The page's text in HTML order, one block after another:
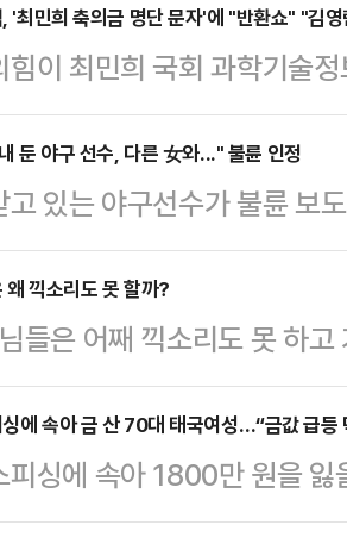
혹들을 제기하며 주목받은
보방송통신위원회 위원장의
사퇴의 건을 이슈로 띄우면
최근 박 의원의 활약을 인정
초점을 맞춘 질의가 좀 더
면 박정훈 의원은 국…
'최민희 축의금 명단 문자'에 "반환쇼" "김
힘이 최민희 국회 과학기술
기업 관계자들의 축의금 명
된 것과 관련해 "김영란법(
공을 퍼붓고 있다.서울신문
국회 본회의장에서 텔레그
름과 액수가 적힌 명단을
금 완료", "90만원은 김 실
원장 측(의원실)…
둔 야구 선수, 다른 女와..." 불륜 인정
고 있는 야구선수가 불륜 보
주간지 주간문춘은 주니치
은 메시지를 공개하며 "이번
목하고 있는 야나기가 정작
라고 보도했다.특히 야나기
아들을 양육 중인 터라 더
(SNS)에 "이번 일로 저의 경
분과 …
왜 끽소리도 못 할까?
들은 어째 끽소리도 못 하
, 사법권의 독립과 권위를
백도 없고 분노할 줄도 모
리들이 겁나는가요? 후환
사 이상민(향년 67세, 대전,
에 속아 금 산 70대 태국여성…“금값 급등
피싱에 속아 1800만 원을
되레 1억 원가량의 이익을